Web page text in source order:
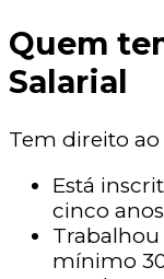
Quem
Salarial
Tem direito
Está
cinco
mínimo